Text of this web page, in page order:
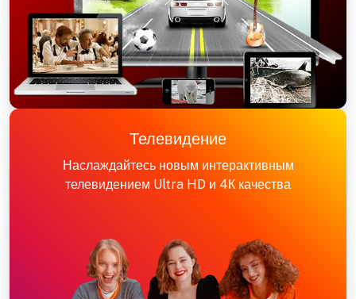
Телевидение
Наслаждайтесь новым интерактивным
телевидением Ultra HD и 4К качества